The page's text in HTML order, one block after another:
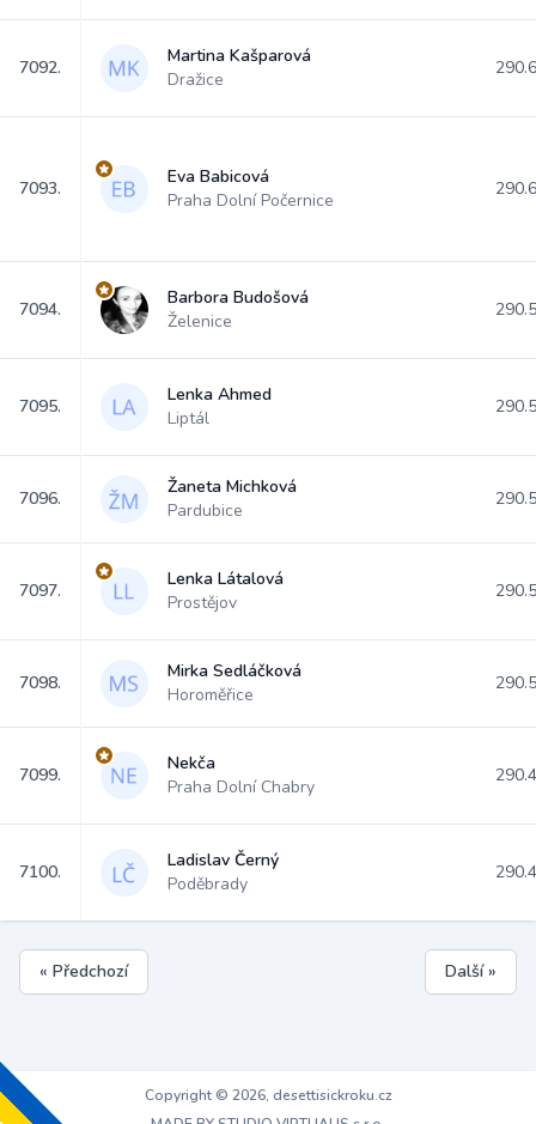
7092.
Martina Kašparová
Dražice
7093.
Eva Babicová
Praha Dolní Počernice
7094.
Barbora Budošová
Želenice
7095.
Lenka Ahmed
Liptál
7096.
Žaneta Michková
Pardubice
7097.
Lenka Látalová
Prostějov
7098.
Mirka Sedláčková
Horoměřice
7099.
Nekča
Praha Dolní Chabry
7100.
Ladislav Černý
Poděbrady
« Předchozí Další »
Copyright © 2026, desettisickroku.cz